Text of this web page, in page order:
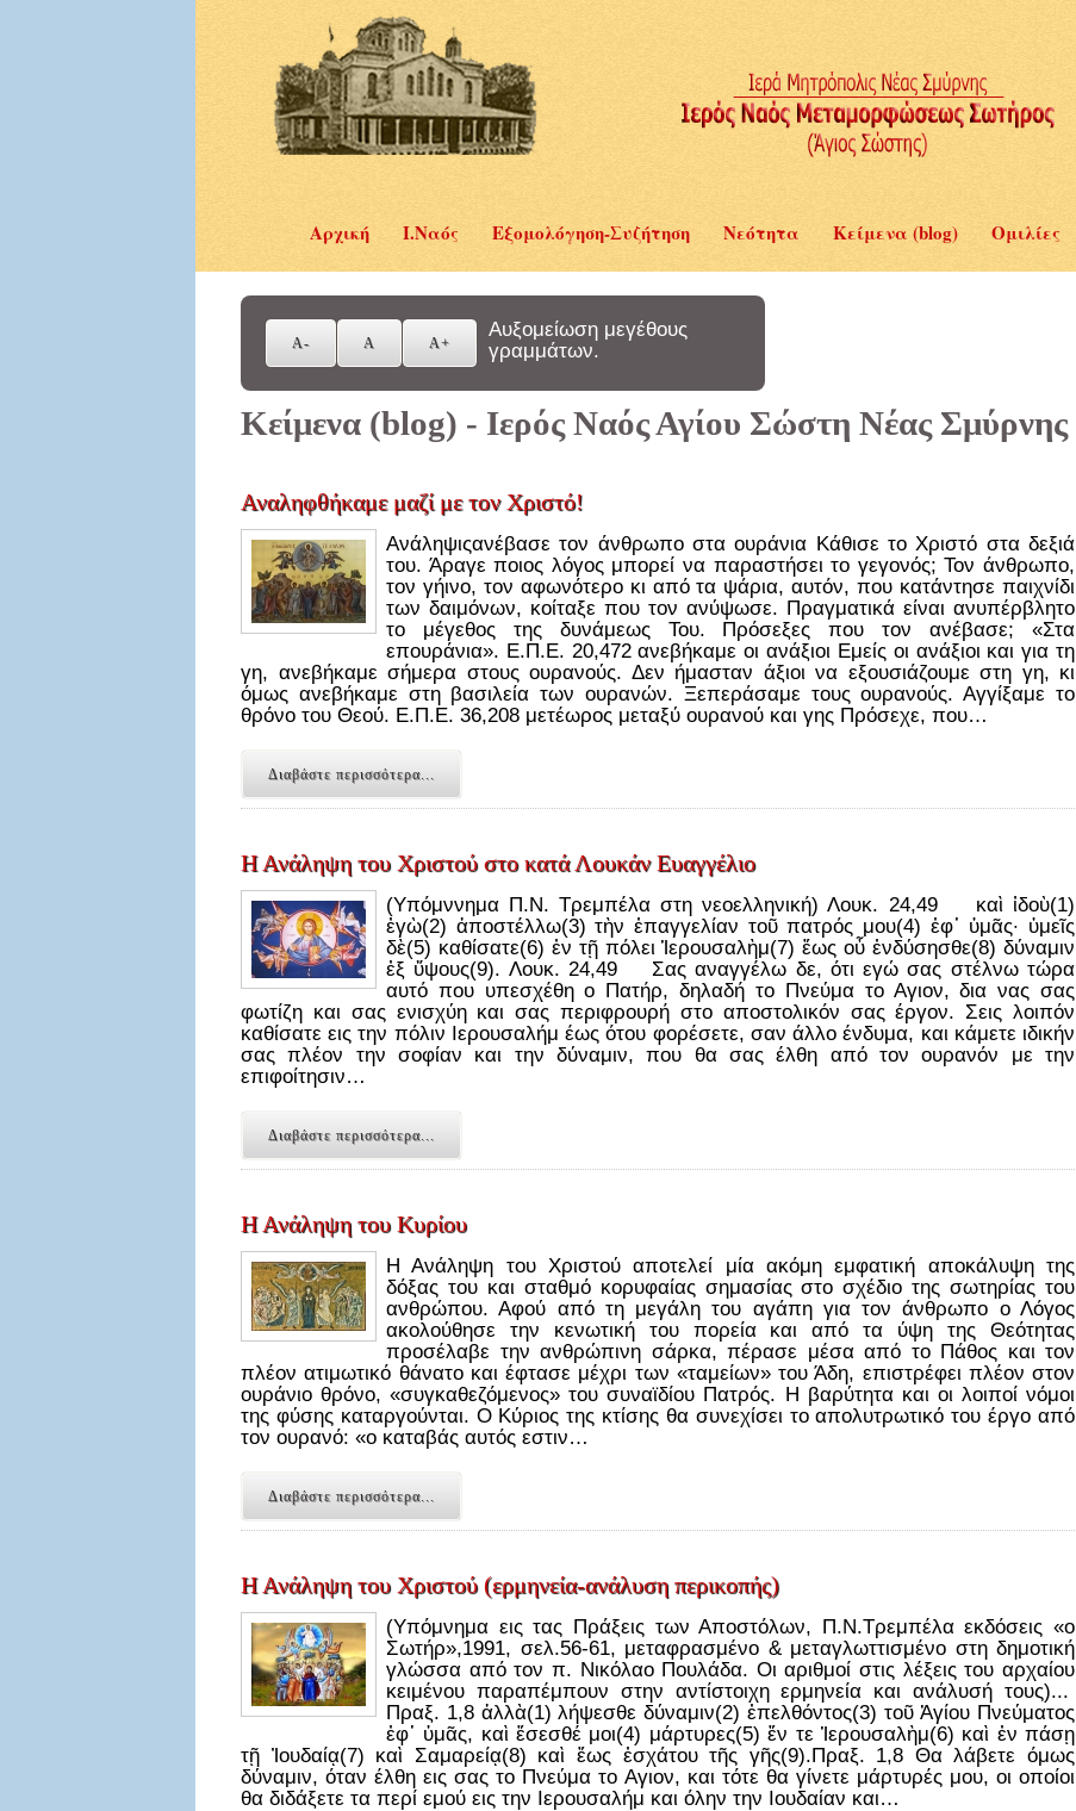
Αρχική Ι.Ναός Εξομολόγηση-Συζήτηση Νεότητα Κείμενα (blog) Ομιλίες
Αυξομείωση μεγέθους
γραμμάτων.
Κείμενα (blog) - Ιερός Ναός Αγίου Σώστη Νέας Σμύρνης
Αναληφθήκαμε μαζί με τον Χριστό!
Ανάληψιςανέβασε τον άνθρωπο στα ουράνια Κάθισε το Χριστό στα δεξιά
του. Άραγε ποιος λόγος μπορεί να παραστήσει το γεγονός; Τον άνθρωπο,
τον γήινο, τον αφωνότερο κι από τα ψάρια, αυτόν, που κατάντησε παιχνίδι
των δαιμόνων, κοίταξε που τον ανύψωσε. Πραγματικά είναι ανυπέρβλητο
το μέγεθος της δυνάμεως Του. Πρόσεξες που τον ανέβασε; «Στα
επουράνια». Ε.Π.Ε. 20,472 ανεβήκαμε οι ανάξιοι Εμείς οι ανάξιοι και για τη
γη, ανεβήκαμε σήμερα στους ουρανούς. Δεν ήμασταν άξιοι να εξουσιάζουμε στη γη, κι
όμως ανεβήκαμε στη βασιλεία των ουρανών. Ξεπεράσαμε τους ουρανούς. Αγγίξαμε το
θρόνο του Θεού. Ε.Π.Ε. 36,208 μετέωρος μεταξύ ουρανού και γης Πρόσεχε, που…
Διαβάστε περισσότερα...
Η Ανάληψη του Χριστού στο κατά Λουκάν Ευαγγέλιο
(Υπόμννημα Π.Ν. Τρεμπέλα στη νεοελληνική) Λουκ. 24,49 καὶ ἰδοὺ(1)
ἐγὼ(2) ἀποστέλλω(3) τὴν ἐπαγγελίαν τοῦ πατρός μου(4) ἐφ᾿ ὑμᾶς· ὑμεῖς
δὲ(5) καθίσατε(6) ἐν τῇ πόλει Ἱερουσαλὴμ(7) ἕως οὗ ἐνδύσησθε(8) δύναμιν
ἐξ ὕψους(9). Λουκ. 24,49 Σας αναγγέλω δε, ότι εγώ σας στέλνω τώρα
αυτό που υπεσχέθη ο Πατήρ, δηλαδή το Πνεύμα το Αγιον, δια νας σας
φωτίζη και σας ενισχύη και σας περιφρουρή στο αποστολικόν σας έργον. Σεις λοιπόν
καθίσατε εις την πόλιν Ιερουσαλήμ έως ότου φορέσετε, σαν άλλο ένδυμα, και κάμετε ιδικήν
σας πλέον την σοφίαν και την δύναμιν, που θα σας έλθη από τον ουρανόν με την
επιφοίτησιν…
Διαβάστε περισσότερα...
Η Ανάληψη του Κυρίου
Η Ανάληψη του Χριστού αποτελεί μία ακόμη εμφατική αποκάλυψη της
δόξας του και σταθμό κορυφαίας σημασίας στο σχέδιο της σωτηρίας του
ανθρώπου. Αφού από τη μεγάλη του αγάπη για τον άνθρωπο ο Λόγος
ακολούθησε την κενωτική του πορεία και από τα ύψη της Θεότητας
προσέλαβε την ανθρώπινη σάρκα, πέρασε μέσα από το Πάθος και τον
πλέον ατιμωτικό θάνατο και έφτασε μέχρι των «ταμείων» του Άδη, επιστρέφει πλέον στον
ουράνιο θρόνο, «συγκαθεζόμενος» του συναϊδίου Πατρός. Η βαρύτητα και οι λοιποί νόμοι
της φύσης καταργούνται. Ο Κύριος της κτίσης θα συνεχίσει το απολυτρωτικό του έργο από
τον ουρανό: «ο καταβάς αυτός εστιν…
Διαβάστε περισσότερα...
Η Ανάληψη του Χριστού (ερμηνεία-ανάλυση περικοπής)
(Υπόμνημα εις τας Πράξεις των Αποστόλων, Π.Ν.Τρεμπέλα εκδόσεις «ο
Σωτήρ»,1991, σελ.56-61, μεταφρασμένο & μεταγλωττισμένο στη δημοτική
γλώσσα από τον π. Νικόλαο Πουλάδα. Οι αριθμοί στις λέξεις του αρχαίου
κειμένου παραπέμπουν στην αντίστοιχη ερμηνεία και ανάλυσή τους)...
Πραξ. 1,8 ἀλλὰ(1) λήψεσθε δύναμιν(2) ἐπελθόντος(3) τοῦ Ἁγίου Πνεύματος
ἐφ᾿ ὑμᾶς, καὶ ἔσεσθέ μοι(4) μάρτυρες(5) ἔν τε Ἱερουσαλὴμ(6) καὶ ἐν πάσῃ
τῇ Ἰουδαίᾳ(7) καὶ Σαμαρείᾳ(8) καὶ ἕως ἐσχάτου τῆς γῆς(9).Πραξ. 1,8 Θα λάβετε όμως
δύναμιν, όταν έλθη εις σας το Πνεύμα το Αγιον, και τότε θα γίνετε μάρτυρές μου, οι οποίοι
θα διδάξετε τα περί εμού εις την Ιερουσαλήμ και όλην την Ιουδαίαν και…